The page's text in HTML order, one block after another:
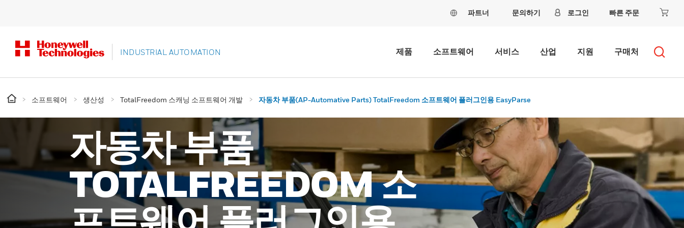
파트너 문의하기 로그인 빠른 주문
INDUSTRIAL AUTOMATION 제품 소프트웨어 서비스 산업 지원 구매처
소프트웨어 생산성 TotalFreedom 스캐닝 소프트웨어 개발 자동차 부품(AP-Automative Parts) TotalFreedom 소프트웨어 플러그인용 EasyParse
자동차 부품
TOTALFREEDOM 소